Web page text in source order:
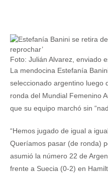
Foto: Julián Alvarez, enviado
La mendocina Estefanía
seleccionado argentino luego
ronda del Mundial Femenino
que su equipo marchó sin
“Hemos jugado de igual a
Queríamos pasar (de ronda)
asumió la número 22 de
frente a Suecia (0-2) en